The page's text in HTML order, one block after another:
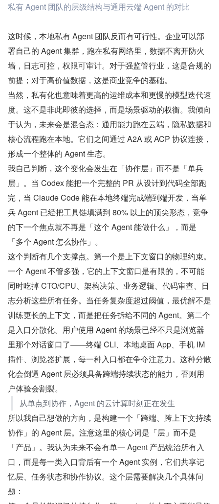
私有 Agent 团队的层级结构与通用云端 Agent 的对比
这时候，本地私有 Agent 团队反而有可行性。企业可以部
署自己的 Agent 集群，跑在私有网络里，数据不离开防火
墙，日志可控，权限可审计。对于强监管行业，这是合规的
前提；对于高价值数据，这是商业竞争的基础。
当然，私有化也意味着更高的运维成本和更慢的模型迭代速
度。这不是非此即彼的选择，而是场景驱动的权衡。我倾向
于认为，未来会是混合态：通用能力跑在云端，隐私数据和
核心流程跑在本地。它们之间通过 A2A 或 ACP 协议连接，
形成一个整体的 Agent 生态。
我自己判断，这个变化会发生在「协作层」而不是「单兵
层」。当 Codex 能把一个完整的 PR 从设计到代码全部跑
完，当 Claude Code 能在本地终端完成端到端开发，当单
兵 Agent 已经把工具链填满到 80% 以上的顶尖形态，竞争
的下一个焦点就不再是「这个 Agent 能做什么」，而是
「多个 Agent 怎么协作」。
这个判断有几个支撑点。第一个是上下文窗口的物理约束。
一个 Agent 不管多强，它的上下文窗口是有限的，不可能
同时吃掉 CTO/CPU、架构决策、业务逻辑、代码审查、日
志分析这些所有任务。当任务复杂度超过阈值，最优解不是
训练更长的上下文，而是把任务拆给不同的 Agent。第二个
是入口分散化。用户使用 Agent 的场景已经不只是浏览器
里那个对话窗口了——终端 CLI、本地桌面 App、手机 IM
插件、浏览器扩展，每一种入口都在争夺注意力。这种分散
化会倒逼 Agent 层必须具备跨端持续状态的能力，否则用
户体验会割裂。
从单点到协作，Agent 的云计算时刻正在发生
所以我自己想做的方向，是构建一个「跨端、跨上下文持续
协作」的 Agent 层。注意这里的核心词是「层」而不是
「产品」。我认为未来不会有单一 Agent 产品统治所有入
口，而是每一类入口背后有一个 Agent 实例，它们共享记
忆层、任务状态和协作协议。这个层需要解决几个具体问
题：